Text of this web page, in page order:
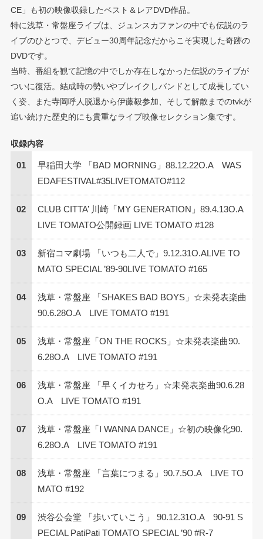
CE」も初の映像収録したベスト＆レアDVD作品。
特に浅草・常盤座ライブは、ジュンスカファンの中でも伝説のラ
イブのひとつで、デビュー30周年記念だからこそ実現した奇跡の
DVDです。
当時、番組を観て記憶の中でしか存在しなかった伝説のライブが
ついに復活。結成時の勢いやブレイクしバンドとして成長してい
く姿、また寺岡呼人脱退から伊藤毅参加、そして解散までのtvkが
追い続けた歴史的にも貴重なライブ映像セレクション集です。
収録内容
01
早稲田大学 「BAD MORNING」88.12.22O.A WAS
EDAFESTIVAL#35LIVETOMATO#112
02
CLUB CITTA’ 川崎「MY GENERATION」89.4.13O.A
LIVE TOMATO公開録画 LIVE TOMATO #128
03
新宿コマ劇場 「いつも二人で」9.12.31O.ALIVE TO
MATO SPECIAL ’89-90LIVE TOMATO #165
04
浅草・常盤座 「SHAKES BAD BOYS」☆未発表楽曲
90.6.28O.A LIVE TOMATO #191
05
浅草・常盤座「ON THE ROCKS」☆未発表楽曲90.
6.28O.A LIVE TOMATO #191
06
浅草・常盤座 「早くイカせろ」☆未発表楽曲90.6.28
O.A LIVE TOMATO #191
07
浅草・常盤座「I WANNA DANCE」☆初の映像化90.
6.28O.A LIVE TOMATO #191
08
浅草・常盤座 「言葉につまる」90.7.5O.A LIVE TO
MATO #192
09
渋谷公会堂 「歩いていこう」 90.12.31O.A 90-91 S
PECIAL PatiPati TOMATO SPECIAL ’90 #R-7